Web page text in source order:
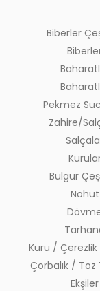
Biberler
Pekmez
Zahire/
Bulgur
Nohut
Kuru /
Çorbalık /
Ekşiler